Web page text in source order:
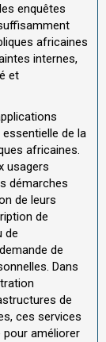
enquêtes
africaines
internes,
et
de la
africaines.
usagers
démarches
de leurs
de
de
de
Dans
de
ces services
pour améliorer